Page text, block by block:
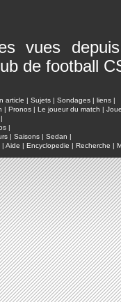
vues
de football
article | Sujets | Sondages | liens |
| Pronos | Le joueur du match |
|
|
| Saisons | Sedan |
| Aide | Encyclopedie | Recherche |